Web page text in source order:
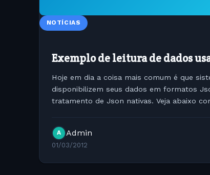
NOTÍCIAS
Exemplo de leitura de dados
Hoje em dia a coisa mais comum é que
disponibilizem seus dados em formatos
tratamento de Json nativas. Veja abaixo
A Admin
01/03/2012